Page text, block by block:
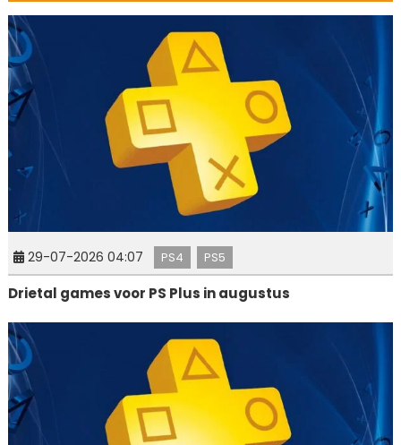
29-07-2026 04:07 PS4 PS5
Drietal games voor PS Plus in augustus